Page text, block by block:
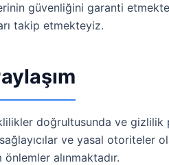
güvenliğini garanti
takip etmekteyiz.
doğrultusunda ve
ve yasal otoriteler
alınmaktadır.